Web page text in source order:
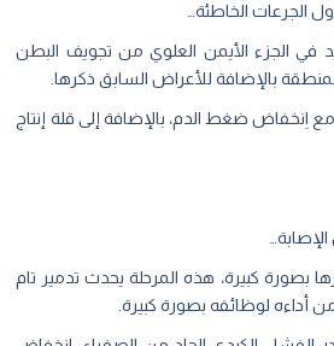
الجرعات الخاطئة…
الجزء الأيمن العلوي من تجويف البطن
بالإضافة للأعراض السابق ذكرها.
اِنخفاض ضغط الدم، بالإضافة إلى قلة إنتاج
بصورة كبيرة، هذه المرحلة يحدث تدمير تام
أداءه لوظائفه بصورة كبيرة.